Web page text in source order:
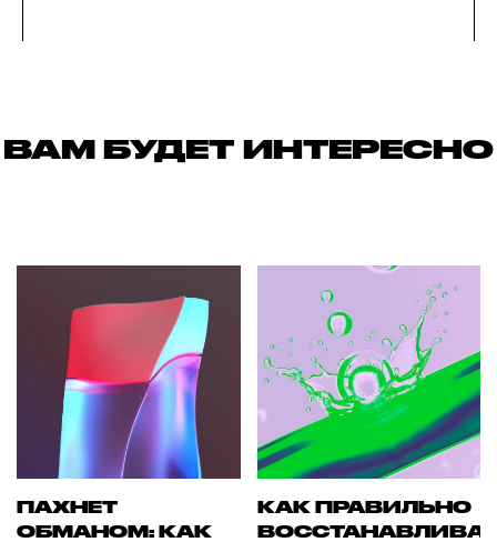
ВАМ БУДЕТ ИНТЕРЕСНО
ПАХНЕТ
ОБМАНОМ: КАК
КАК ПРАВИЛЬНО